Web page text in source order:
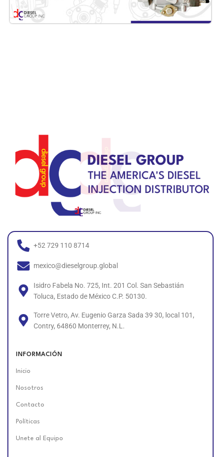
+52 729 110 8714
mexico@dieselgroup.global
Isidro Fabela No. 725, Int. 201 Col. San Sebastián
Toluca, Estado de México C.P. 50130.
Torre Vetro, Av. Eugenio Garza Sada 39 30, local 101,
Contry, 64860 Monterrey, N.L.
INFORMACIÓN
Inicio
Nosotros
Contacto
Políticas
Unete al Equipo